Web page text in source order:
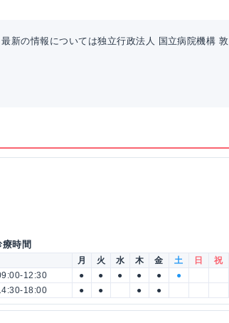
新の情報については独立行政法人 国立病院機構 敦
療時間
月 火 水 木 金 土 日
祝
12:30
● ● ● ● ●
●
18:00
● ● ● ●